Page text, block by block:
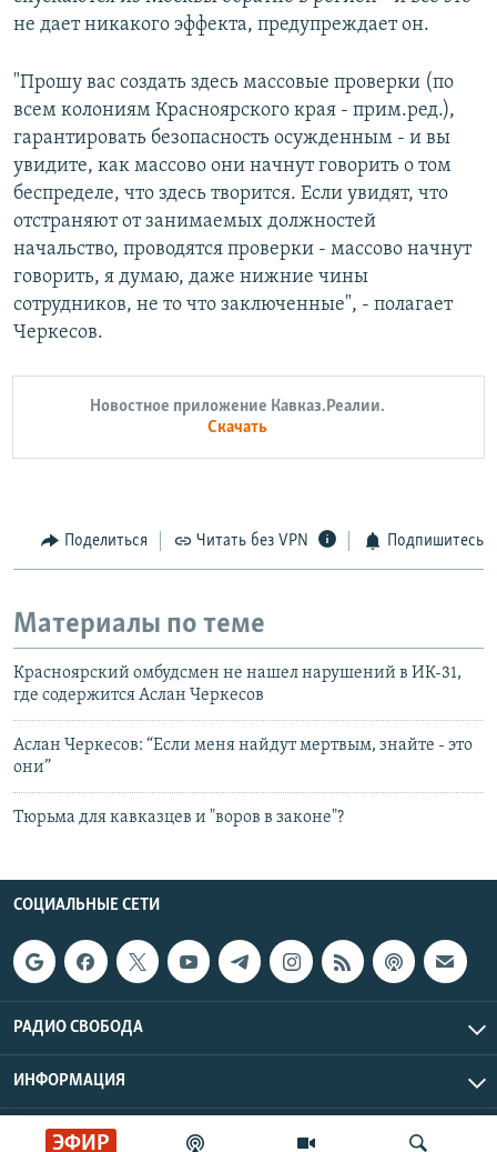
ЭФИР
не дает никакого эффекта, предупреждает он.
"Прошу вас создать здесь массовые проверки (по
всем колониям Красноярского края - прим.ред.),
гарантировать безопасность осужденным - и вы
увидите, как массово они начнут говорить о том
беспределе, что здесь творится. Если увидят, что
отстраняют от занимаемых должностей
начальство, проводятся проверки - массово начнут
говорить, я думаю, даже нижние чины
сотрудников, не то что заключенные", - полагает
Черкесов.
Новостное приложение Кавказ.Реалии.
Скачать
Поделиться Читать без VPN Подпишитесь
Материалы по теме
Красноярский омбудсмен не нашел нарушений в ИК-31,
где содержится Аслан Черкесов
Аслан Черкесов: “Если меня найдут мертвым, знайте - это
они”
Тюрьма для кавказцев и "воров в законе"?
СОЦИАЛЬНЫЕ СЕТИ
РАДИО СВОБОДА
ИНФОРМАЦИЯ
Радио Свобода © 2026 RFE/RL, Inc. | Все права защищены.